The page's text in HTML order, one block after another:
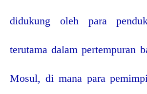
didukung oleh para
terutama dalam pertempuran
Mosul, di mana para